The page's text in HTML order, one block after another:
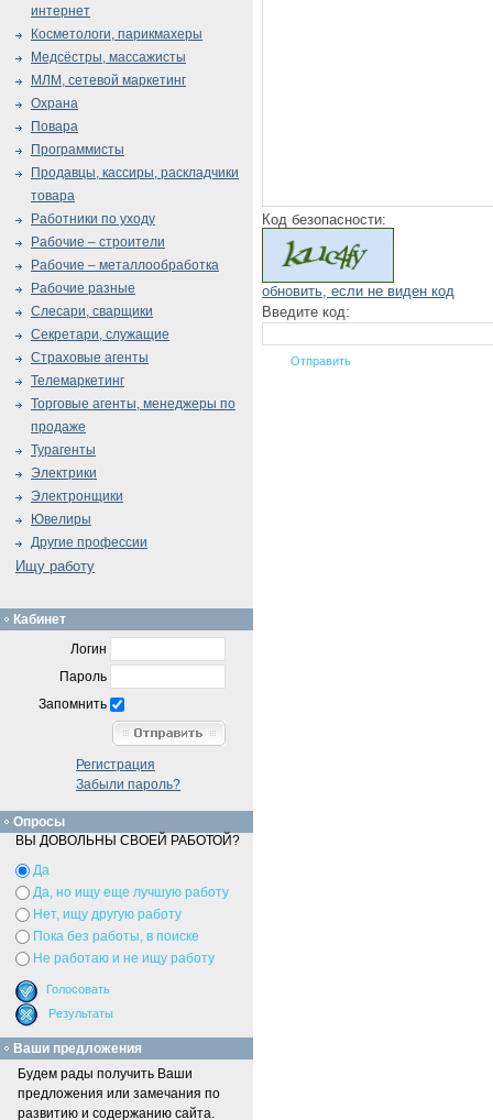
Код безопасности:
обновить, если не виден код
Введите код:
интернет
Косметологи, парикмахеры
Медсёстры, массажисты
МЛМ, сетевой маркетинг
Охрана
Повара
Программисты
Продавцы, кассиры, раскладчики
товара
Работники по уходу
Рабочие – строители
Рабочие – металлообработка
Рабочие разные
Слесари, сварщики
Секретари, служащие
Страховые агенты
Телемаркетинг
Торговые агенты, менеджеры по
продаже
Турагенты
Электрики
Электронщики
Ювелиры
Другие профессии
Ищу работу
Кабинет
Логин
Пароль
Запомнить
Регистрация
Забыли пароль?
Опросы
ВЫ ДОВОЛЬНЫ СВОЕЙ РАБОТОЙ?
Да
Да, но ищу еще лучшую работу
Нет, ищу другую работу
Пока без работы, в поиске
Не работаю и не ищу работу
Ваши предложения
Будем рады получить Ваши
предложения или замечания по
развитию и содержанию сайта.